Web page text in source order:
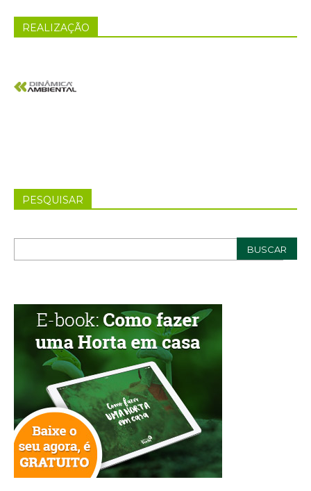
REALIZAÇÃO
PESQUISAR